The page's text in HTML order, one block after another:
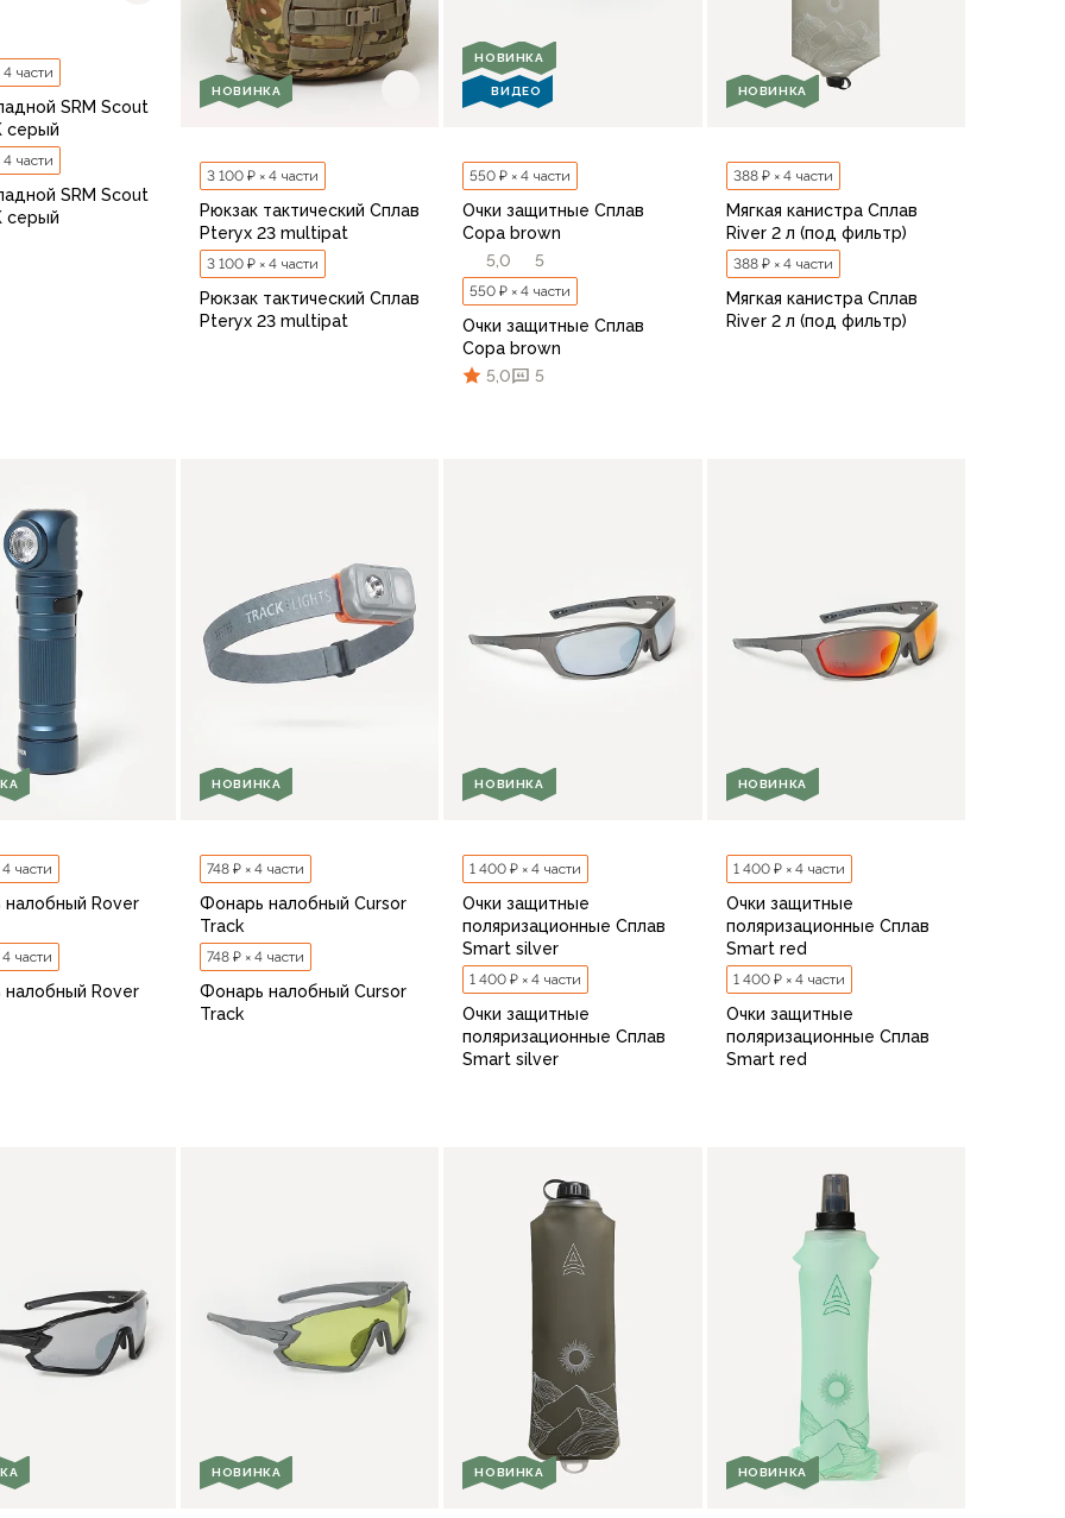
4 части
SRM Scout
серый
4 части
SRM Scout
серый
НОВИНКА
3 100 ₽ × 4 части
Рюкзак тактический Сплав
Pteryx 23 multipat
3 100 ₽ × 4 части
Рюкзак тактический Сплав
Pteryx 23 multipat
НОВИНКА
ВИДЕО
550 ₽ × 4 части
Очки защитные Сплав
Copa brown
5,0
5
550 ₽ × 4 части
Очки защитные Сплав
Copa brown
5,0
5
НОВИНКА
388 ₽ × 4 части
Мягкая канистра Сплав
River 2 л (под фильтр)
388 ₽ × 4 части
Мягкая канистра Сплав
River 2 л (под фильтр)
части
Rover
части
Rover
НОВИНКА
748 ₽ × 4 части
Фонарь налобный Cursor
Track
748 ₽ × 4 части
Фонарь налобный Cursor
Track
НОВИНКА
1 400 ₽ × 4 части
Очки защитные
поляризационные Сплав
Smart silver
1 400 ₽ × 4 части
Очки защитные
поляризационные Сплав
Smart silver
В корзину
НОВИНКА
1 400 ₽ × 4 части
Очки защитные
поляризационные Сплав
Smart red
1 400 ₽ × 4 части
Очки защитные
поляризационные Сплав
Smart red
В корзину
НОВИНКА НОВИНКА НОВИНКА